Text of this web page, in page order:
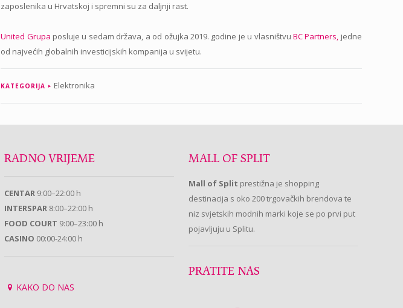
zaposlenika u Hrvatskoj i spremni su za daljnji rast.
United Grupa posluje u sedam država, a od ožujka 2019. godine je u vlasništvuBC Partners, jedne
od najvećih globalnih investicijskih kompanija u svijetu.
KATEGORIJA Elektronika
RADNO VRIJEME
CENTAR 9:00–22:00 h
INTERSPAR 8:00–22:00 h
FOOD COURT 9:00–23:00 h
CASINO 00:00-24:00 h
KAKO DO NAS
MALL OF SPLIT
Mall of Split prestižna je shopping
destinacija s oko 200 trgovačkih brendova te
niz svjetskih modnih marki koje se po prvi put
pojavljuju u Splitu.
PRATITE NAS